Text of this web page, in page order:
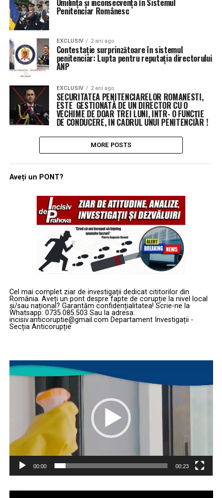
Umilința și inconsecvența în Sistemul
Penitenciar Românesc
EXCLUSIV 2 ani ago
Contestație surprinzătoare în sistemul
penitenciar: Lupta pentru reputația directorului
ANP
EXCLUSIV 2 ani ago
SECURITATEA PENITENCIARELOR ROMANESTI,
ESTE GESTIONATĂ DE UN DIRECTOR CU O
VECHIME DE DOAR TREI LUNI, INTR- O FUNCȚIE
DE CONDUCERE, IN CADRUL UNUI PENITENCIAR !
MORE POSTS
Aveți un PONT?
Cel mai complet ziar de investigații dedicat cititorilor din
România. Aveți un pont despre fapte de corupție la nivel local
și/sau național? Garantăm confidențialitatea! Scrie-ne la
Whatsapp: 0735.085.503 Sau la adresa:
incisiv.anticoruptie@gmail.com Departament Investigații -
Secția Anticorupție
Player
video
00:00 00:23
Player